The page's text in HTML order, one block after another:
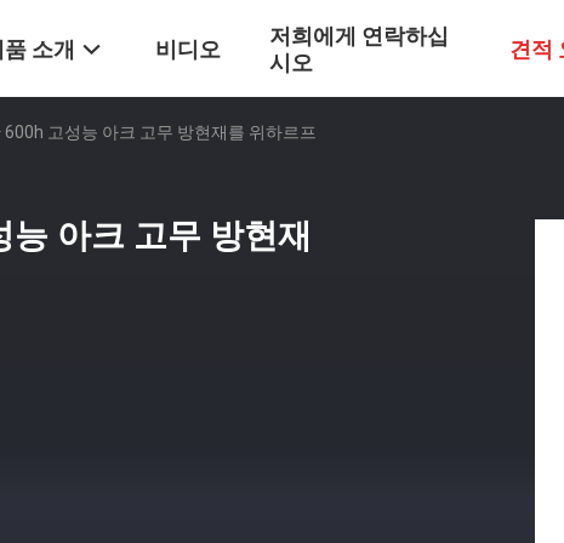
소개 비디오
저희에게 연락하십
시오
견적
고성능 아크 고무 방현재를 위하르프
아크 고무 방현재